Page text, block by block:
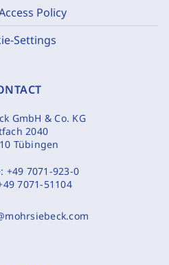
Policy
Settings
GmbH & Co. KG
2040
Tübingen
+49 7071-923-0
7071-51104